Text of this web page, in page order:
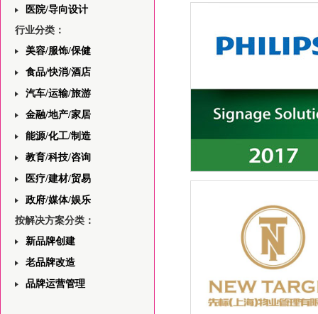
医院/导向设计
行业分类：
美容/服饰/保健
食品/快消/酒店
汽车/运输/旅游
金融/地产/家居
能源/化工/制造
教育/科技/咨询
医疗/建材/贸易
政府/媒体/娱乐
按解决方案分类：
新品牌创建
老品牌改造
品牌运营管理
上海依霖教育中心网站前
飞利浦一站式安防领域解